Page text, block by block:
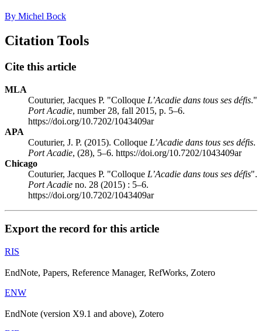
By Michel Bock
Citation Tools
Cite this article
MLA
Couturier, Jacques P. "Colloque L’Acadie dans tous ses défis."
Port Acadie, number 28, fall 2015, p. 5–6.
https://doi.org/10.7202/1043409ar
APA
Couturier, J. P. (2015). Colloque L’Acadie dans tous ses défis.
Port Acadie, (28), 5–6. https://doi.org/10.7202/1043409ar
Chicago
Couturier, Jacques P. "Colloque L’Acadie dans tous ses défis".
Port Acadie no. 28 (2015) : 5–6.
https://doi.org/10.7202/1043409ar
Export the record for this article
RIS
EndNote, Papers, Reference Manager, RefWorks, Zotero
ENW
EndNote (version X9.1 and above), Zotero